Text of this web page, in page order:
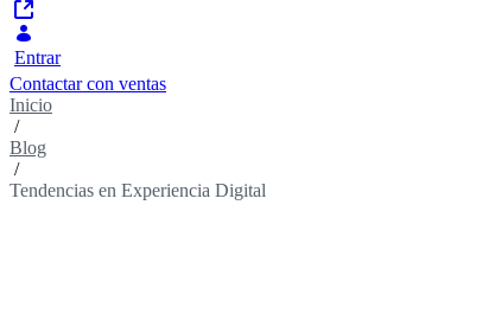
Entrar
Contactar con ventas
Inicio
/
Blog
/
Tendencias en Experiencia Digital